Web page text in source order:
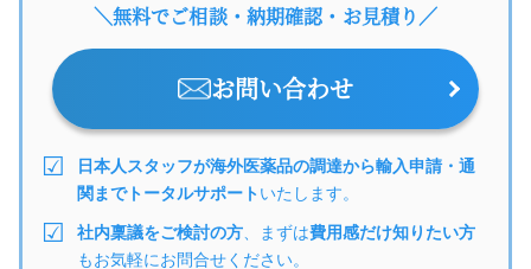
＼無料でご相談・納期確認・お見積り／
お問い合わせ
日本人スタッフが海外医薬品の調達から輸入申請・通
関までトータルサポートいたします。
社内稟議をご検討の方 、まずは費用感だけ知りたい方
もお気軽にお問合せください。